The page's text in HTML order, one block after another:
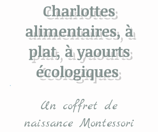
Charlottes
alimentaires, à
plat, à yaourts
écologiques
Un coffret de
naissance Montessori